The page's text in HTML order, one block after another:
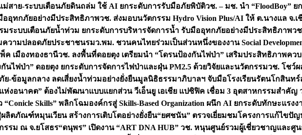
สาย-ระบบเตือนภัยดินถล่ม ใช้ AI ยกระดับการรับมือภัยพิบัติวช. – มช. นำ “FloodBoy” ย
ออุทกภัยอย่างมีประสิทธิภาพวช. ส่งมอบนวัตกรรม Hydro Vision Plus/AI ให้ ต.นางแล จ.
มระบบเตือนภัยน้ำท่วม ยกระดับการบริหารจัดการน้ำ รับมืออุทกภัยอย่างมีประสิทธิภาพว
ความปลอดภัยประชาชนรมว.พม. ชวนคนไทยร่วมเป็นส่วนหนึ่งของงาน Social
ค เมืองทองธานีวช. ลงพื้นที่ดอยตุง เตรียมนำ “โดรนป้องกันไฟป่า” เสริมประสิทธิภาพค
ไฟป่า” ดอยตุง ยกระดับการจัดการไฟป่าและฝุ่น PM2.5 ด้วยวิจัยและนวัตกรรมวช. โชว์
-ข้อมูลกลาง ลดเสี่ยงน้ำท่วมอย่างยั่งยืนมูลนิธิธรรมาภิบาลฯ จับมือโรงเรียนรัตนโกสินท
แห่งอนาคต” ต้องไม่พัฒนาแบบแยกส่วน วีเอ็นยู เอเชีย แปซิฟิค เชื่อม 3 อุตสาหกรรมสำคั
“Conicle Skills” พลิกโฉมองค์กรสู่ Skills-Based Organization ผนึก AI ยกระดับทักษะแร
ผลิตภัณฑ์หมุนเวียน สร้างการเติบโตอย่างยั่งยืน“ยศชนัน” ตรวจเยี่ยมชมโครงการแก้ไขปั
รรม ณ จ.ยโสธร“ดนุพร” เปิดงาน “ART DNA HUB” วช. หนุนศูนย์รวมผู้เชี่ยวชาญและ